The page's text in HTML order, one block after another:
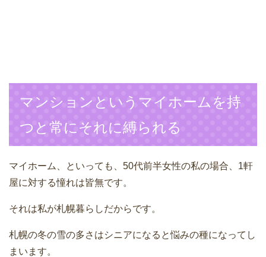
マンションというマイホームを持
つと常にそれに縛られる
マイホーム、といっても、50代前半女性の私の場合、1軒
屋に対する憧れは皆無です。
それは私が札幌暮らしだからです。
札幌の冬の雪の多さはシニアになると悩みの種になってし
まいます。